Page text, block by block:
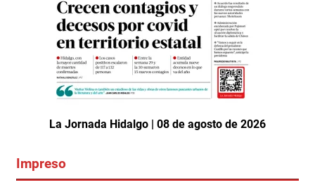
La Jornada Hidalgo | 08 de agosto de 2026
Impreso